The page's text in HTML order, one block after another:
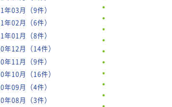
年03月（9件）
年02月（6件）
年01月（8件）
年12月（14件）
年11月（9件）
年10月（16件）
年09月（4件）
年08月（3件）